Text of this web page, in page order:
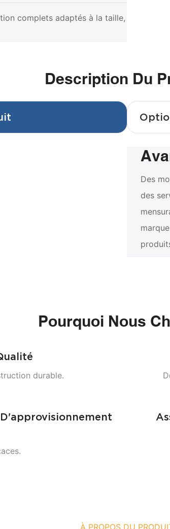
complets adaptés à la taille,
Description Du
Des
des
Pourquoi Nous
durable.